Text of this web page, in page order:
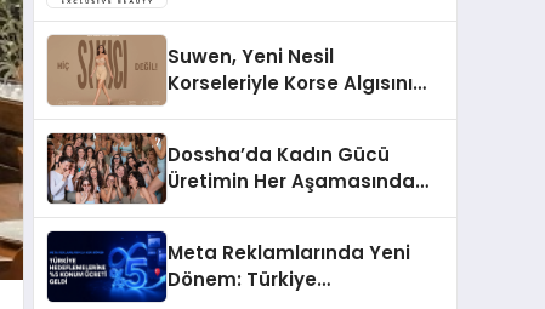
Suwen, Yeni Nesil
Korseleriyle Korse Algısını
Dossha’da Kadın Gücü
Üretimin Her Aşamasında
Meta Reklamlarında Yeni
Dönem: Türkiye